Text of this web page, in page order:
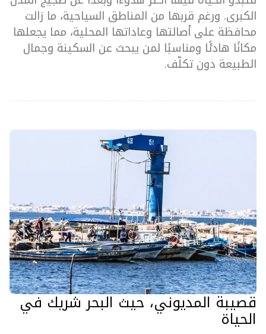
الكبرى. ورغم قربها من المناطق السياحية، ما زالت
محافظة على أصالتها وعاداتها المحلية، مما يجعلها
مكانًا هادئًا ومناسبًا لمن يبحث عن السكينة وجمال
الطبيعة دون تكلّف.
قصيبة المديوني، حيث البحر شريك في
الحياة